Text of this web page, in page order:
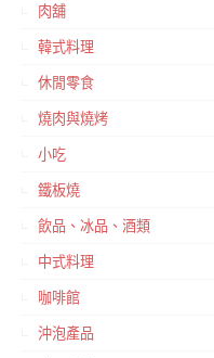
肉舖
韓式料理
休閒零食
燒肉與燒烤
小吃
鐵板燒
飲品、冰品、酒類
中式料理
咖啡館
沖泡產品